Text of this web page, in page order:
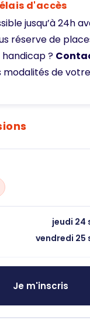
d'accès
jusqu’à 24h
réserve de
handicap ?
de
jeudi 24
vendredi 25
Je m'inscris